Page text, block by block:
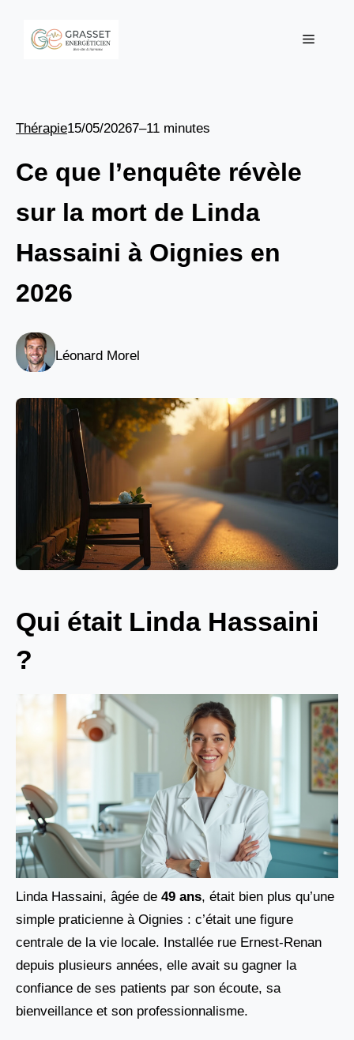
Menu
Thérapie15/05/20267–11 minutes
Ce que l’enquête révèle
sur la mort de Linda
Hassaini à Oignies en
2026
Léonard Morel
Qui était Linda Hassaini
?
Linda Hassaini, âgée de 49 ans, était bien plus qu’une
simple praticienne à Oignies : c’était une figure
centrale de la vie locale. Installée rue Ernest-Renan
depuis plusieurs années, elle avait su gagner la
confiance de ses patients par son écoute, sa
bienveillance et son professionnalisme.